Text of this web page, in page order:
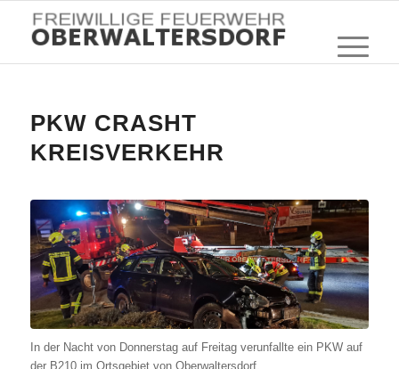
PKW CRASHT
KREISVERKEHR
In der Nacht von Donnerstag auf Freitag verunfallte ein PKW auf
der B210 im Ortsgebiet von Oberwaltersdorf.